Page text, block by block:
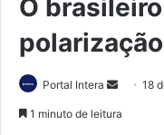
O
Portal Intera
Mande
18
1 minuto de leitura